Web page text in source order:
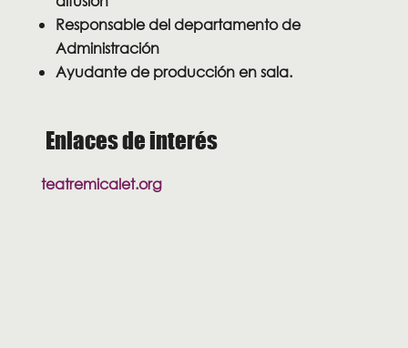
Responsable del departamento de
Administración
Ayudante de producción en sala.
Enlaces de interés
teatremicalet.org